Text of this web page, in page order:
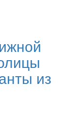
из